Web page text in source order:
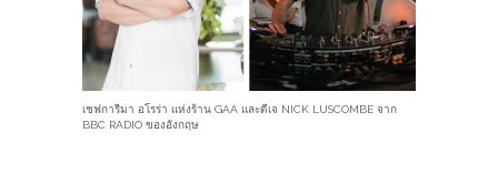
เชฟการีมา อโรร่า แห่งร้าน GAA และดีเจ NICK LUSCOMBE จาก
BBC RADIO ของอังกฤษ